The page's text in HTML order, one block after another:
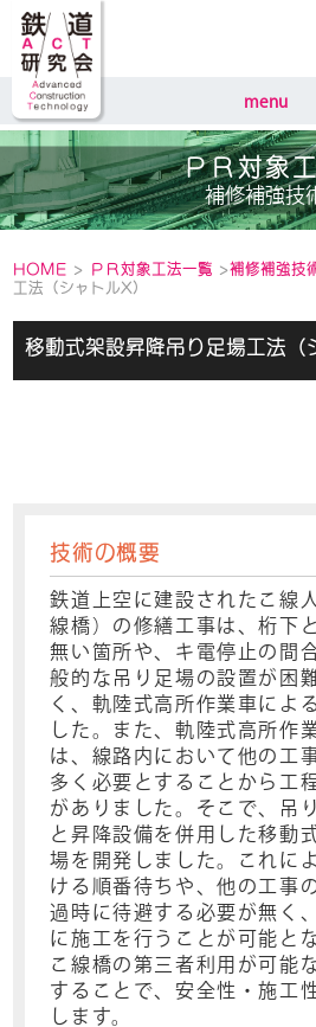
menu
ＰＲ対象
補修補強技
HOME > ＰＲ対象工法一覧 >補修補強技
工法（シャトルX）
移動式架設昇降吊り足場工法（
技術の概要
鉄道上空に建設されたこ線
線橋）の修繕工事は、桁下
無い箇所や、キ電停止の間
般的な吊り足場の設置が困
く、軌陸式高所作業車によ
した。また、軌陸式高所作
は、線路内において他の工
多く必要とすることから工
がありました。そこで、吊
と昇降設備を併用した移動
場を開発しました。これに
ける順番待ちや、他の工事
過時に待避する必要が無く
に施工を行うことが可能と
こ線橋の第三者利用が可能
することで、安全性・施工
します。